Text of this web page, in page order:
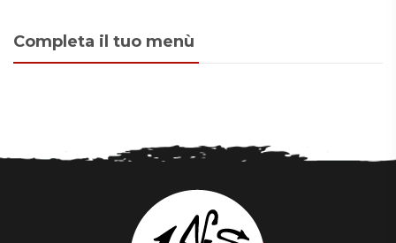
Completa il tuo menù